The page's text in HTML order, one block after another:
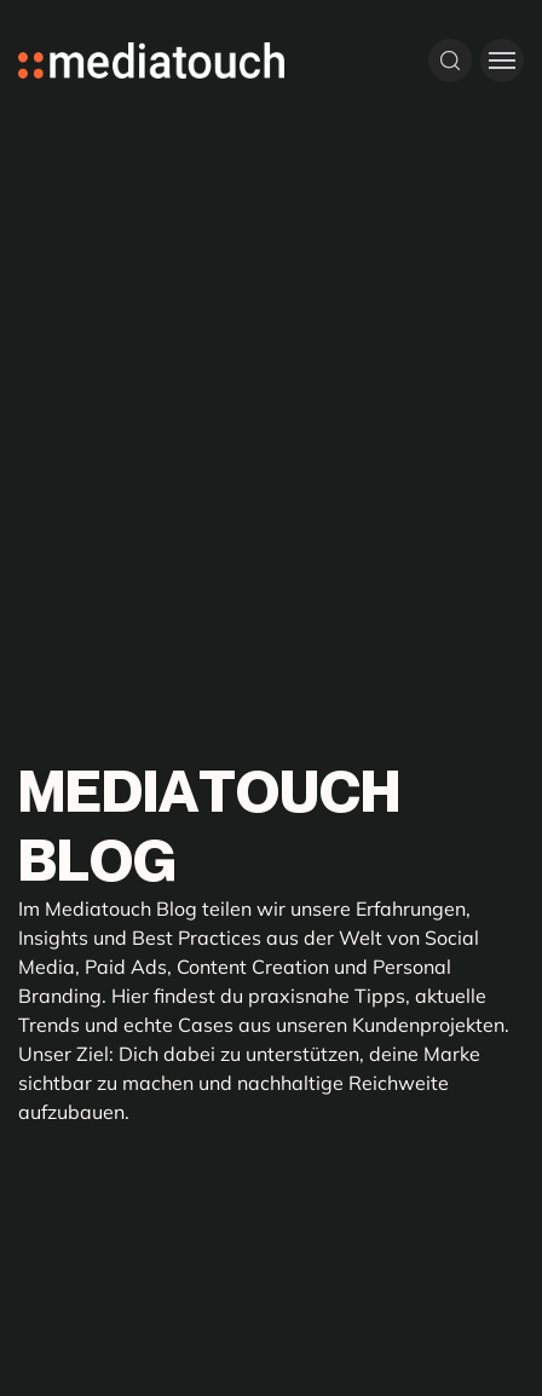
MEDIATOUCH
BLOG
Im Mediatouch Blog teilen wir unsere Erfahrungen,
Insights und Best Practices aus der Welt von Social
Media, Paid Ads, Content Creation und Personal
Branding. Hier findest du praxisnahe Tipps, aktuelle
Trends und echte Cases aus unseren Kundenprojekten.
Unser Ziel: Dich dabei zu unterstützen, deine Marke
sichtbar zu machen und nachhaltige Reichweite
aufzubauen.